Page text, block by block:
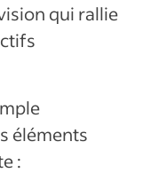
qui rallie
éléments
: